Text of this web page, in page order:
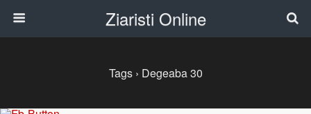
Ziaristi Online
Tags › Degeaba 30